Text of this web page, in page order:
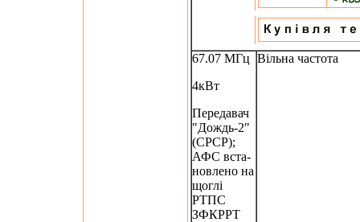
67.07 МГц
4кВт
Передавач
"Дождь-2"
(СРСР);
АФС вста-
новлено на
щоглі
РТПС
ЗФКРРТ
Вільна частота